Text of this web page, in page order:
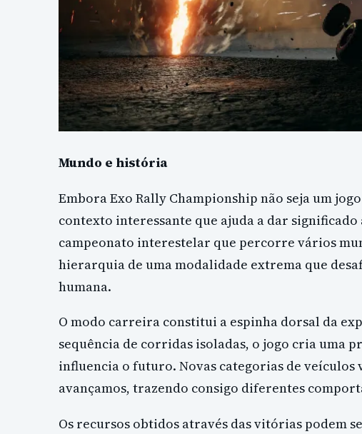
Mundo e história
Embora Exo Rally Championship não seja um
contexto interessante que ajuda a dar
campeonato interestelar que percorre vários
hierarquia de uma modalidade extrema que
humana.
O modo carreira constitui a espinha dorsal da
sequência de corridas isoladas, o jogo cria uma
influencia o futuro. Novas categorias de veículos
avançamos, trazendo consigo diferentes
Os recursos obtidos através das vitórias podem